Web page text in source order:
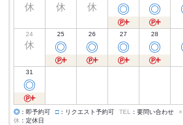
休 休 休 ◎ ◎
24
休
25
◎
26
◎
27
◎
28
◎
31
◎
◎ ：即予約可 □ ：リクエスト予約可 TEL ：要問い合わせ ×
休 ：定休日